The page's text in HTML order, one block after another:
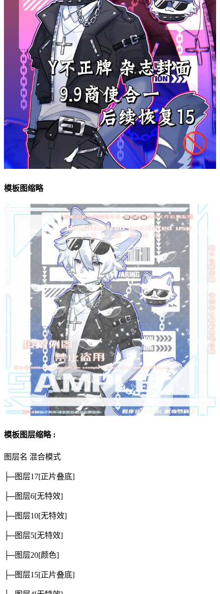
模板图缩略
模板图层缩略 :
图层名 混合模式
├─图层17[正片叠底]
├─图层6[无特效]
├─图层10[无特效]
├─图层5[无特效]
├─图层20[颜色]
├─图层15[正片叠底]